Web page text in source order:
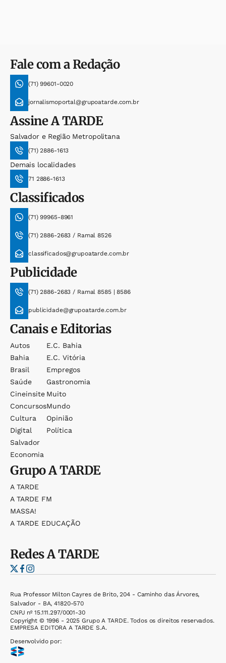
Fale com a Redação
(71) 99601-0020
jornalismoportal@grupoatarde.com.br
AssineA TARDE
Salvador e Região Metropolitana
(71) 2886-1613
Demais localidades
71 2886-1613
Classificados
(71) 99965-8961
(71) 2886-2683 / Ramal 8526
classificados@grupoatarde.com.br
Publicidade
(71) 2886-2683 / Ramal 8585 | 8586
publicidade@grupoatarde.com.br
Canais e Editorias
Autos
Bahia
Brasil
Saúde
Cineinsite
Concursos
Cultura
Digital
Salvador
Economia
E.c. Bahia
E.c. Vitória
Empregos
Gastronomia
Muito
Mundo
Opinião
Política
GrupoA TARDE
A TARDE
A TARDE FM
MASSA!
A TARDE EDUCAÇÃO
RedesA TARDE
Rua Professor Milton Cayres de Brito, 204 - Caminho das Árvores,
Salvador - BA, 41820-570
CNPJ nº 15.111.297/0001-30
Copyright © 1996 - 2025 Grupo A TARDE. Todos os direitos reservados.
EMPRESA EDITORA A TARDE S.A.
Desenvolvido por: